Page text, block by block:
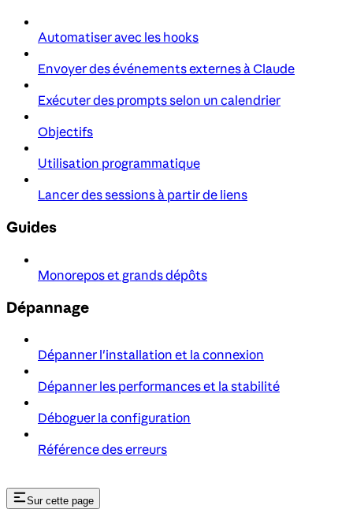
Automatiser avec les hooks
Envoyer des événements externes à Claude
Exécuter des prompts selon un calendrier
Objectifs
Utilisation programmatique
Lancer des sessions à partir de liens
Guides
Monorepos et grands dépôts
Dépannage
Dépanner l'installation et la connexion
Dépanner les performances et la stabilité
Déboguer la configuration
Référence des erreurs
Sur cette page